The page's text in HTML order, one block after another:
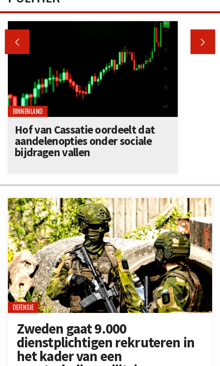
DEFENSIE
Zweden gaat 9.000
dienstplichtigen rekruteren in
het kader van een
 
BINNENLAND
Hof van Cassatie oordeelt dat
aandelenopties onder sociale
bijdragen vallen